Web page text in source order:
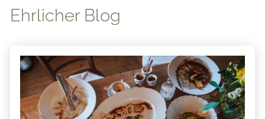
Ehrlicher Blog